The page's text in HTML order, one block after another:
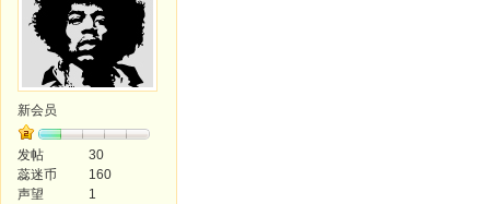
新会员
发帖
30
蕊迷币
160
声望
1